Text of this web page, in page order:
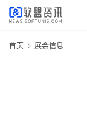
首页 展会信息